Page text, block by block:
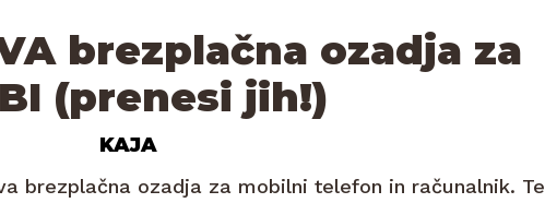
brezplačna ozadja za
(prenesi jih!)
KAJA
brezplačna ozadja za mobilni telefon in računalnik. Te